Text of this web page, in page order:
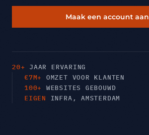
Maak een account aan
20+ JAAR ERVARING
€7M+ OMZET VOOR KLANTEN
100+ WEBSITES GEBOUWD
EIGEN INFRA, AMSTERDAM